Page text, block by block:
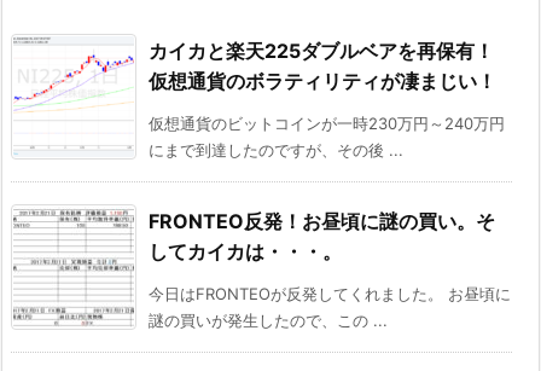
カイカと楽天225ダブルベアを再保有！
仮想通貨のボラティリティが凄まじい！
仮想通貨のビットコインが一時230万円～240万円
にまで到達したのですが、その後 ...
FRONTEO反発！お昼頃に謎の買い。そ
してカイカは・・・。
今日はFRONTEOが反発してくれました。 お昼頃に
謎の買いが発生したので、この ...